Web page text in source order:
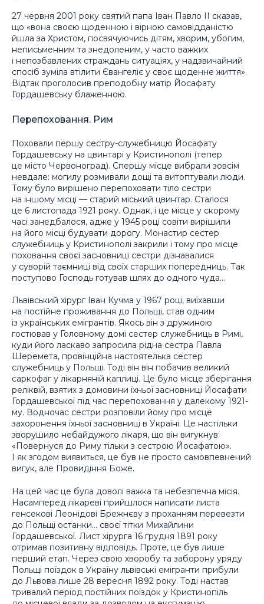
27 червня 2001 року святий папа Іван Павло ІІ сказав,
що «вона своєю щоденною і вірною самовідданістю
йшла за Христом, посвячуючись дітям, хворим, убогим,
неписьменним та знедоленим, у часто важких
і непозбавлених страждань ситуаціях, у надзвичайний
спосіб зуміла втілити Євангеліє у своє щоденне життя».
Відтак проголосив преподобну матір Йосафату
Гордашевську блаженною.
Перепоховання. Рим
Поховали першу сестру-служебницю Йосафату
Гордашевську на цвинтарі у Кристинополі (тепер
це місто Червоноград). Спершу місце вибрали зовсім
невдале: могилу розмивали дощі та витоптували люди.
Тому було вирішено перепоховати тіло сестри
на іншому місці — старий міський цвинтар. Сталося
це 6 листопада 1921 року. Однак, і це місце у скорому
часі занедбалося, адже у 1945 році совіти вирішили
на його місці будувати дорогу. Монастир сестер
служебниць у Кристинополі закрили і тому про місце
поховання своєї засновниці сестри дізнавалися
у суворій таємниці від своїх старших попередниць. Так
поступово Господь готував шлях до одного чуда…
Львівський хірург Іван Кучма у 1967 році, виїхавши
на постійне проживання до Польщі, став одним
із українських емігрантів. Якось він з дружиною
гостював у Головному домі сестер служебниць в Римі,
куди його ласкаво запросила рідна сестра Павла
Шеремета, провінційна настоятелька сестер
служебниць у Польщі. Тоді він він побачив великий
саркофаг у лікарняній каплиці. Це було місце зберігання
реліквій, взятих з домовини їхньої засновниці Йосафати
Гордашевської під час перепоховання у далекому 1921-
му. Водночас сестри розповіли йому про місце
захоронення їхньої засновниці в Україні. Це настільки
зворушило небайдужого лікаря, що він вигукнув:
«Повернуся до Риму тільки з сестрою Йосафатою».
І як згодом виявиться, це був не просто самовпевнений
вигук, але Провидіння Боже.
На цей час це була доволі важка та небезпечна місія.
Насамперед лікареві прийшлося написати листа
генсекові Леонідові Брежнєву з проханням перевезти
до Польщі останки… своєї тітки Михайлини
Гордашевської. Лист хірурга 16 грудня 1891 року
отримав позитивну відповідь. Проте, це був лише
перший етап. Через свою хворобу та заборону уряду
Польщі поїздок в Україну львівські емігранти прибули
до Львова лише 28 вересня 1892 року. Тоді настав
тривалий період постійних поїздок у Кристинопіль